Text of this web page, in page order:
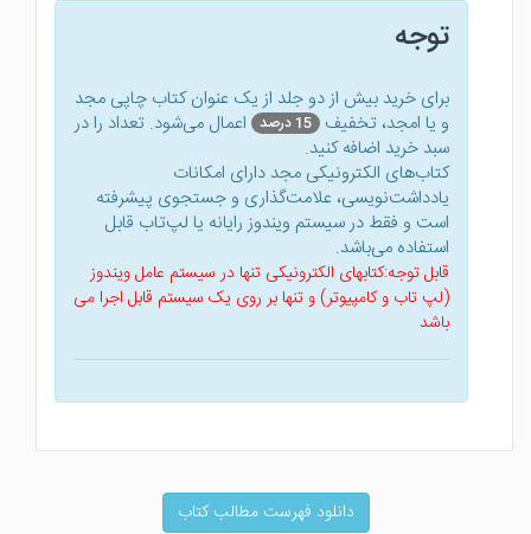
توجه
برای خرید بیش از دو جلد از یک عنوان کتاب‌ چاپی مجد
و یا امجد، تخفیف 15 درصد
اعمال می‌شود. تعداد را در
سبد خرید اضافه کنید.
کتاب‌های الکترونیکی مجد دارای امکانات
یادداشت‌نویسی، علامت‌گذاری و جستجوی پیشرفته
است و فقط در سیستم ویندوز رایانه یا لپ‌تاب قابل
استفاده می‌باشد.
قابل توجه:کتابهای الکترونیکی تنها در سیستم عامل ویندوز
(لپ تاب و کامپیوتر) و تنها بر روی یک سیستم قابل اجرا می
باشد
دانلود فهرست مطالب کتاب